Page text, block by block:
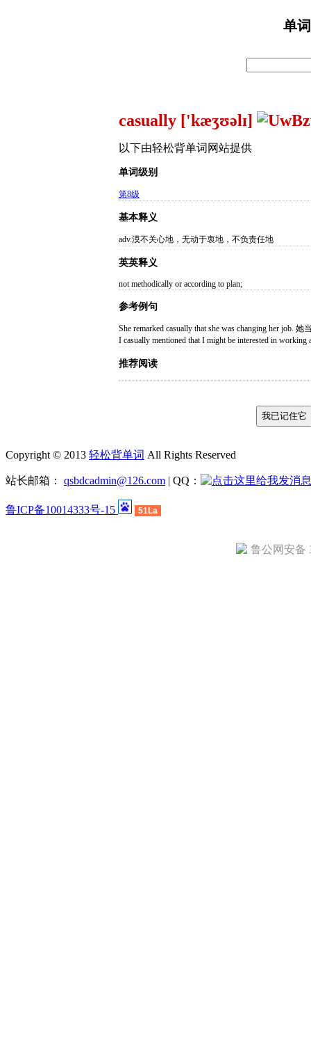
单
casually ['kæʒʊəlɪ]
以下由轻松背单词网站提供
单词级别
第8级
基本释义
adv.漠不关心地，无动于衷地，不负责任地
英英释义
not methodically or according to plan;
参考例句
She remarked casually that she was changing her job.
I casually mentioned that I might be interested in
推荐阅读
Copyright © 2013 轻松背单词 All Rights Reserved
站长邮箱： qsbdcadmin@126.com | QQ：
鲁ICP备10014333号-15 51La
鲁公网安备